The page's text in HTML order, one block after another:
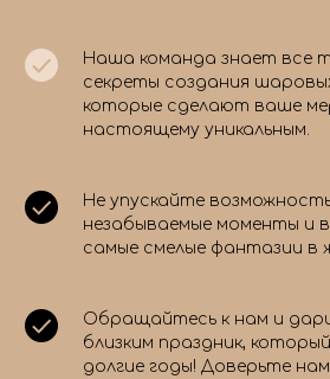
Наша команда знает все
секреты создания
которые сделают ваше
настоящему уникальным.
Не упускайте
незабываемые моменты и
самые смелые фантазии в
Обращайтесь к нам и
близким праздник,
долгие годы! Доверьте